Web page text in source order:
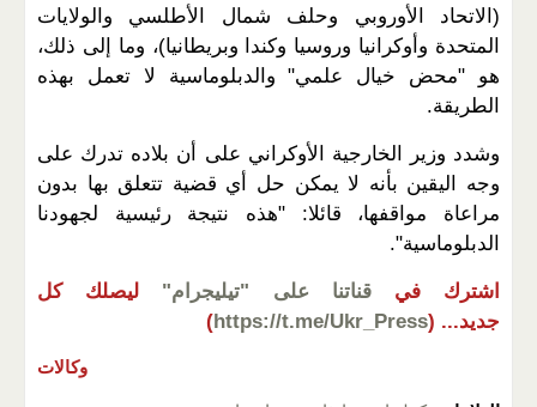
(الاتحاد الأوروبي وحلف شمال الأطلسي والولايات
المتحدة وأوكرانيا وروسيا وكندا وبريطانيا)، وما إلى ذلك،
هو "محض خيال علمي" والدبلوماسية لا تعمل بهذه
الطريقة.
وشدد وزير الخارجية الأوكراني على أن بلاده تدرك على
وجه اليقين بأنه لا يمكن حل أي قضية تتعلق بها بدون
مراعاة مواقفها، قائلا: "هذه نتيجة رئيسية لجهودنا
الدبلوماسية".
اشترك في قناتنا على "تيليجرام"
ليصلك كل
جديد... (
https://t.me/Ukr_Press
)
وكالات